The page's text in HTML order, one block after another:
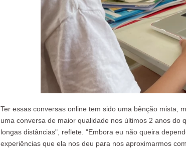
Ter essas conversas online tem sido uma bênção mista,
uma conversa de maior qualidade nos últimos 2 anos
longas distâncias", reflete. "Embora eu não queira
experiências que ela nos deu para nos aproximarmos